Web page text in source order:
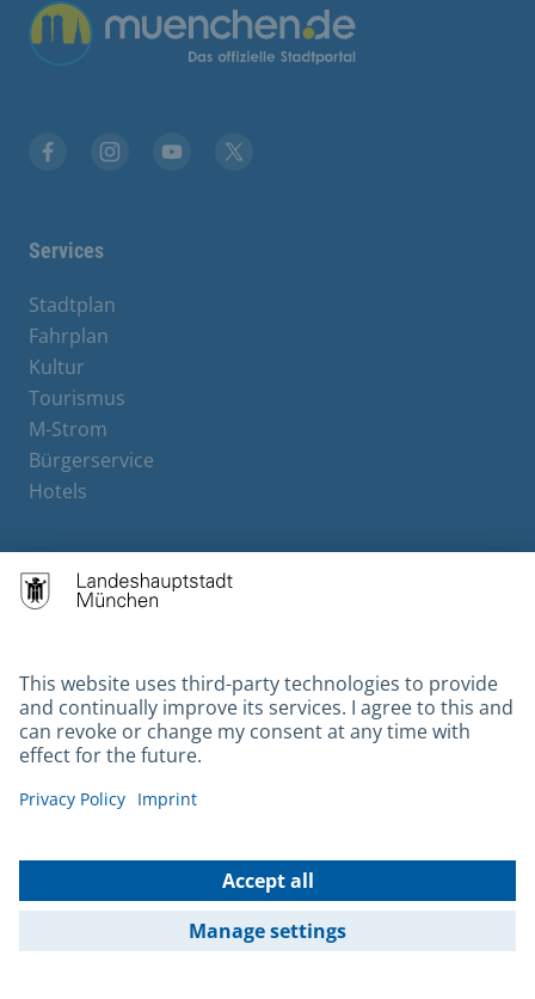
Übergreifende Links
Services
Stadtplan
Fahrplan
Kultur
Tourismus
M-Strom
Bürgerservice
Hotels
Contact
Gebärdensprache
Datenschutz
Kontakt
© 2026 Portal München Betriebs GmbH & Co. KG - Ein Service der
Landeshauptstadt München und der Stadtwerke München GmbH